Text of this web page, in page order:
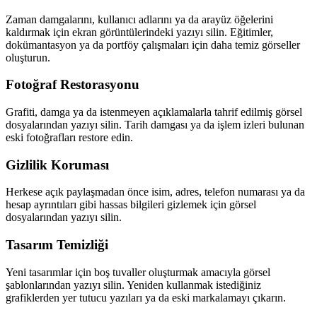
Zaman damgalarını, kullanıcı adlarını ya da arayüz öğelerini
kaldırmak için ekran görüntülerindeki yazıyı silin. Eğitimler,
dokümantasyon ya da portföy çalışmaları için daha temiz görseller
oluşturun.
Fotoğraf Restorasyonu
Grafiti, damga ya da istenmeyen açıklamalarla tahrif edilmiş görsel
dosyalarından yazıyı silin. Tarih damgası ya da işlem izleri bulunan
eski fotoğrafları restore edin.
Gizlilik Koruması
Herkese açık paylaşmadan önce isim, adres, telefon numarası ya da
hesap ayrıntıları gibi hassas bilgileri gizlemek için görsel
dosyalarından yazıyı silin.
Tasarım Temizliği
Yeni tasarımlar için boş tuvaller oluşturmak amacıyla görsel
şablonlarından yazıyı silin. Yeniden kullanmak istediğiniz
grafiklerden yer tutucu yazıları ya da eski markalamayı çıkarın.